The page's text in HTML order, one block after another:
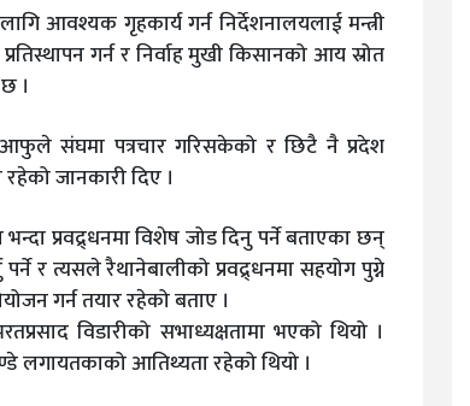
आवश्यक गृहकार्य गर्न निर्देशनालयलाई मन्त्री
गर्न र निर्वाह मुखी किसानको आय स्रोत
।
आफुले संघमा पत्रचार गरिसकेको र छिटै नै प्रदेश
जानकारी दिए ।
प्रवद्र्धनमा विशेष जोड दिनु पर्ने बताएका छन्
र त्यसले रैथानेबालीको प्रवद्र्धनमा सहयोग पुग्ने
गर्न तयार रहेको बताए ।
विडारीको सभाध्यक्षतामा भएको थियो ।
लगायतकाको आतिथ्यता रहेको थियो ।